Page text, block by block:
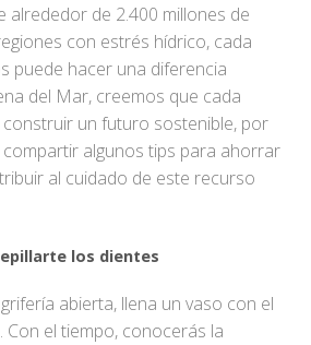
alrededor de 2.400 millones de
con estrés hídrico, cada
puede hacer una diferencia
del Mar, creemos que cada
un futuro sostenible, por
algunos tips para ahorrar
al cuidado de este recurso
los dientes
abierta, llena un vaso con el
Con el tiempo, conocerás la